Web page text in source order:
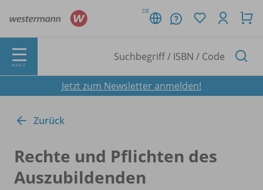
DE
MENÜ
Jetzt zum Newsletter anmelden!
Zurück
Rechte und Pflichten des
Auszubildenden